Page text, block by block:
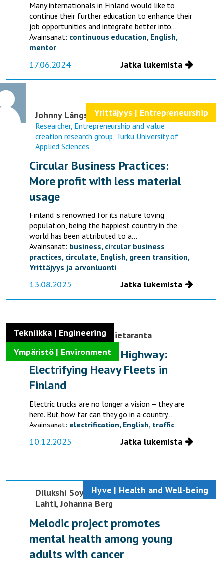
Many internationals in Finland would like to
continue their further education to enhance their
job opportunities and integrate better into...
Avainsanat: continuous education, English,
mentor
17.06.2024 Jatka lukemista
Yrittäjyys | Entrepreneurship
Johnny Långstedt
Researcher, Entrepreneurship and value
creation research group, Turku University of
Applied Sciences
Circular Business Practices:
More profit with less material
usage
Finland is renowned for its nature loving
population, being the happiest country in the
world has been attributed to a...
Avainsanat: business, circular business
practices, circulate, English, green transition,
Yrittäjyys ja arvonluonti
13.08.2025 Jatka lukemista
Tekniikka | Engineering
Ympäristö | Environment
Anna Heikkilä,Jari Hietaranta
From Research to Highway:
Electrifying Heavy Fleets in
Finland
Electric trucks are no longer a vision – they are
here. But how far can they go in a country...
Avainsanat: electrification, English, traffic
10.12.2025 Jatka lukemista
Hyve | Health and Well-being
Dilukshi Soysa,Tommy Lyons,Mari
Lahti,Johanna Berg
Melodic project promotes
mental health among young
adults with cancer